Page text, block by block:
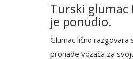
Turski glumac
je ponudio.
Glumac lično razgovara
pronađe vozača za